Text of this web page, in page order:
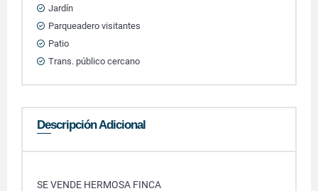
Jardín
Parqueadero visitantes
Patio
Trans. público cercano
Descripción Adicional
SE VENDE HERMOSA FINCA